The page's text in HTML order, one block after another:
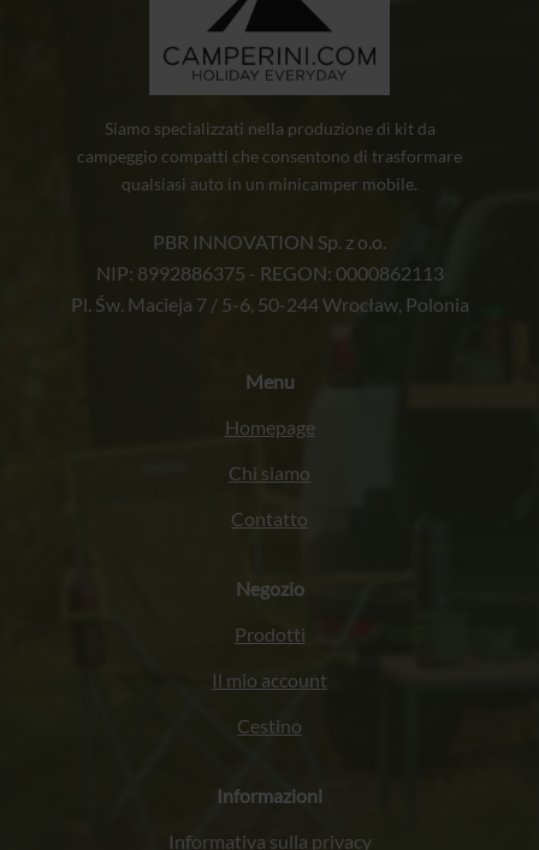
Siamo specializzati nella produzione di kit da
campeggio compatti che consentono di trasformare
qualsiasi auto in un minicamper mobile.
PBR INNOVATION Sp. z o.o.
NIP: 8992886375 - REGON: 0000862113
Pl. Św. Macieja 7 / 5-6, 50-244 Wrocław, Polonia
Menu
Homepage
Chi siamo
Contatto
Negozio
Prodotti
Il mio account
Cestino
Informazioni
Informativa sulla privacy